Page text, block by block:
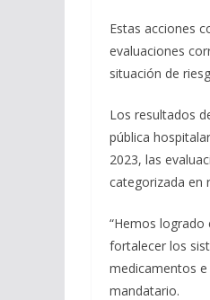
Estas acciones
evaluaciones
situación de
Los resultados
pública
2023, las
categorizada en
“Hemos logrado
fortalecer los
medicamentos
mandatario.